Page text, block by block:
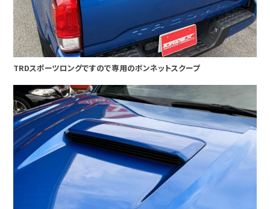
TRDスポーツロングですので専用のボンネットスクープ